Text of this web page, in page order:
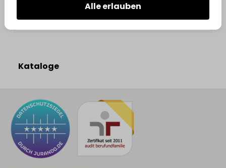
Kataloge
Alle erlauben